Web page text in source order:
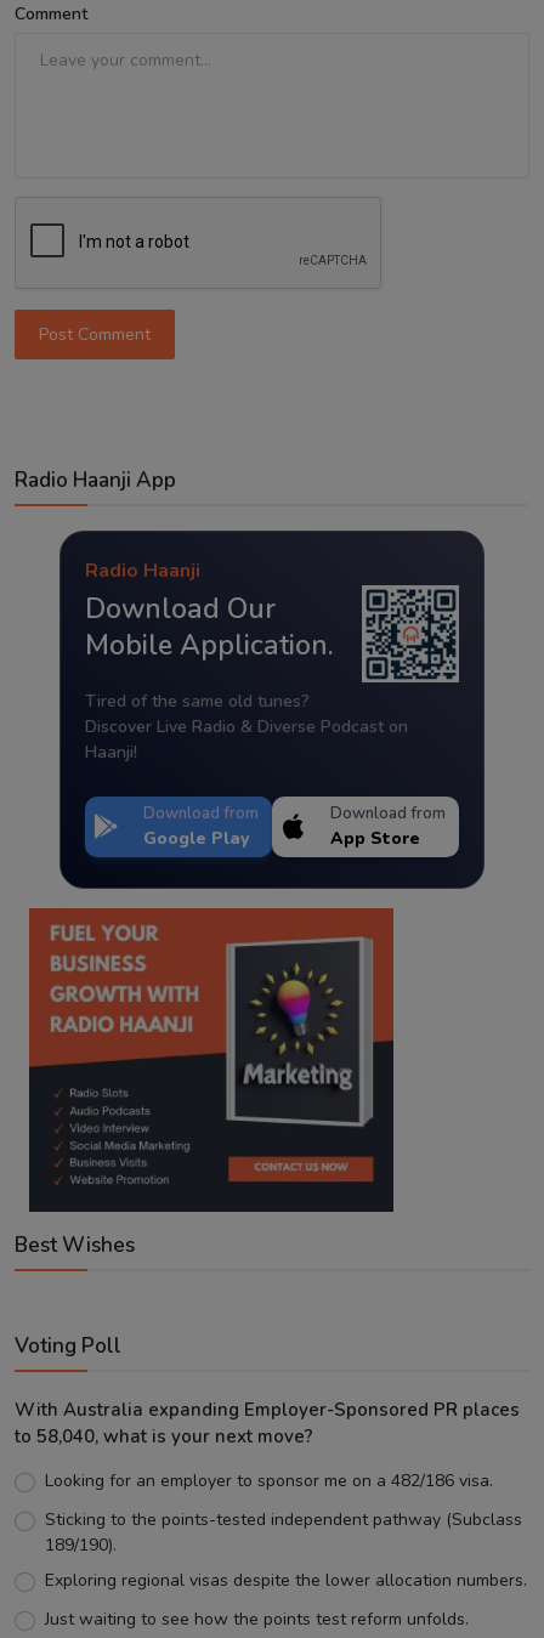
Comment
Post Comment
Radio Haanji App
Radio Haanji
Download Our
Mobile Application.
Tired of the same old tunes?
Discover Live Radio & Diverse Podcast on
Haanji!
Download from
Google Play
Download from
App Store
Best Wishes
Voting Poll
With Australia expanding Employer-Sponsored PR places
to 58,040, what is your next move?
Looking for an employer to sponsor me on a 482/186 visa.
Sticking to the points-tested independent pathway (Subclass
189/190).
Exploring regional visas despite the lower allocation numbers.
Just waiting to see how the points test reform unfolds.